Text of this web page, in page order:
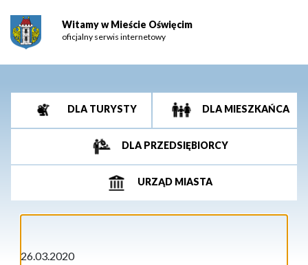
Witamy w Mieście Oświęcim
oficjalny serwis internetowy
DLA TURYSTY DLA MIESZKAŃCA
DLA PRZEDSIĘBIORCY
URZĄD MIASTA
26.03.2020